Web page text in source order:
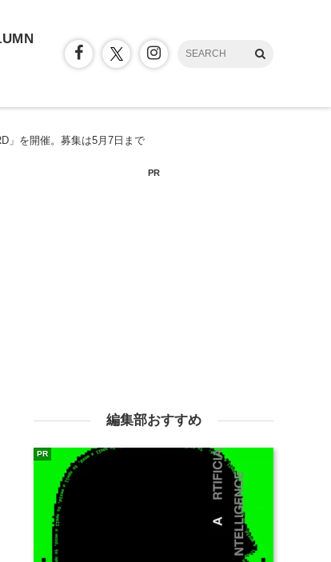
」を開催。募集は5月7日まで
PR
編集部おすすめ
PR